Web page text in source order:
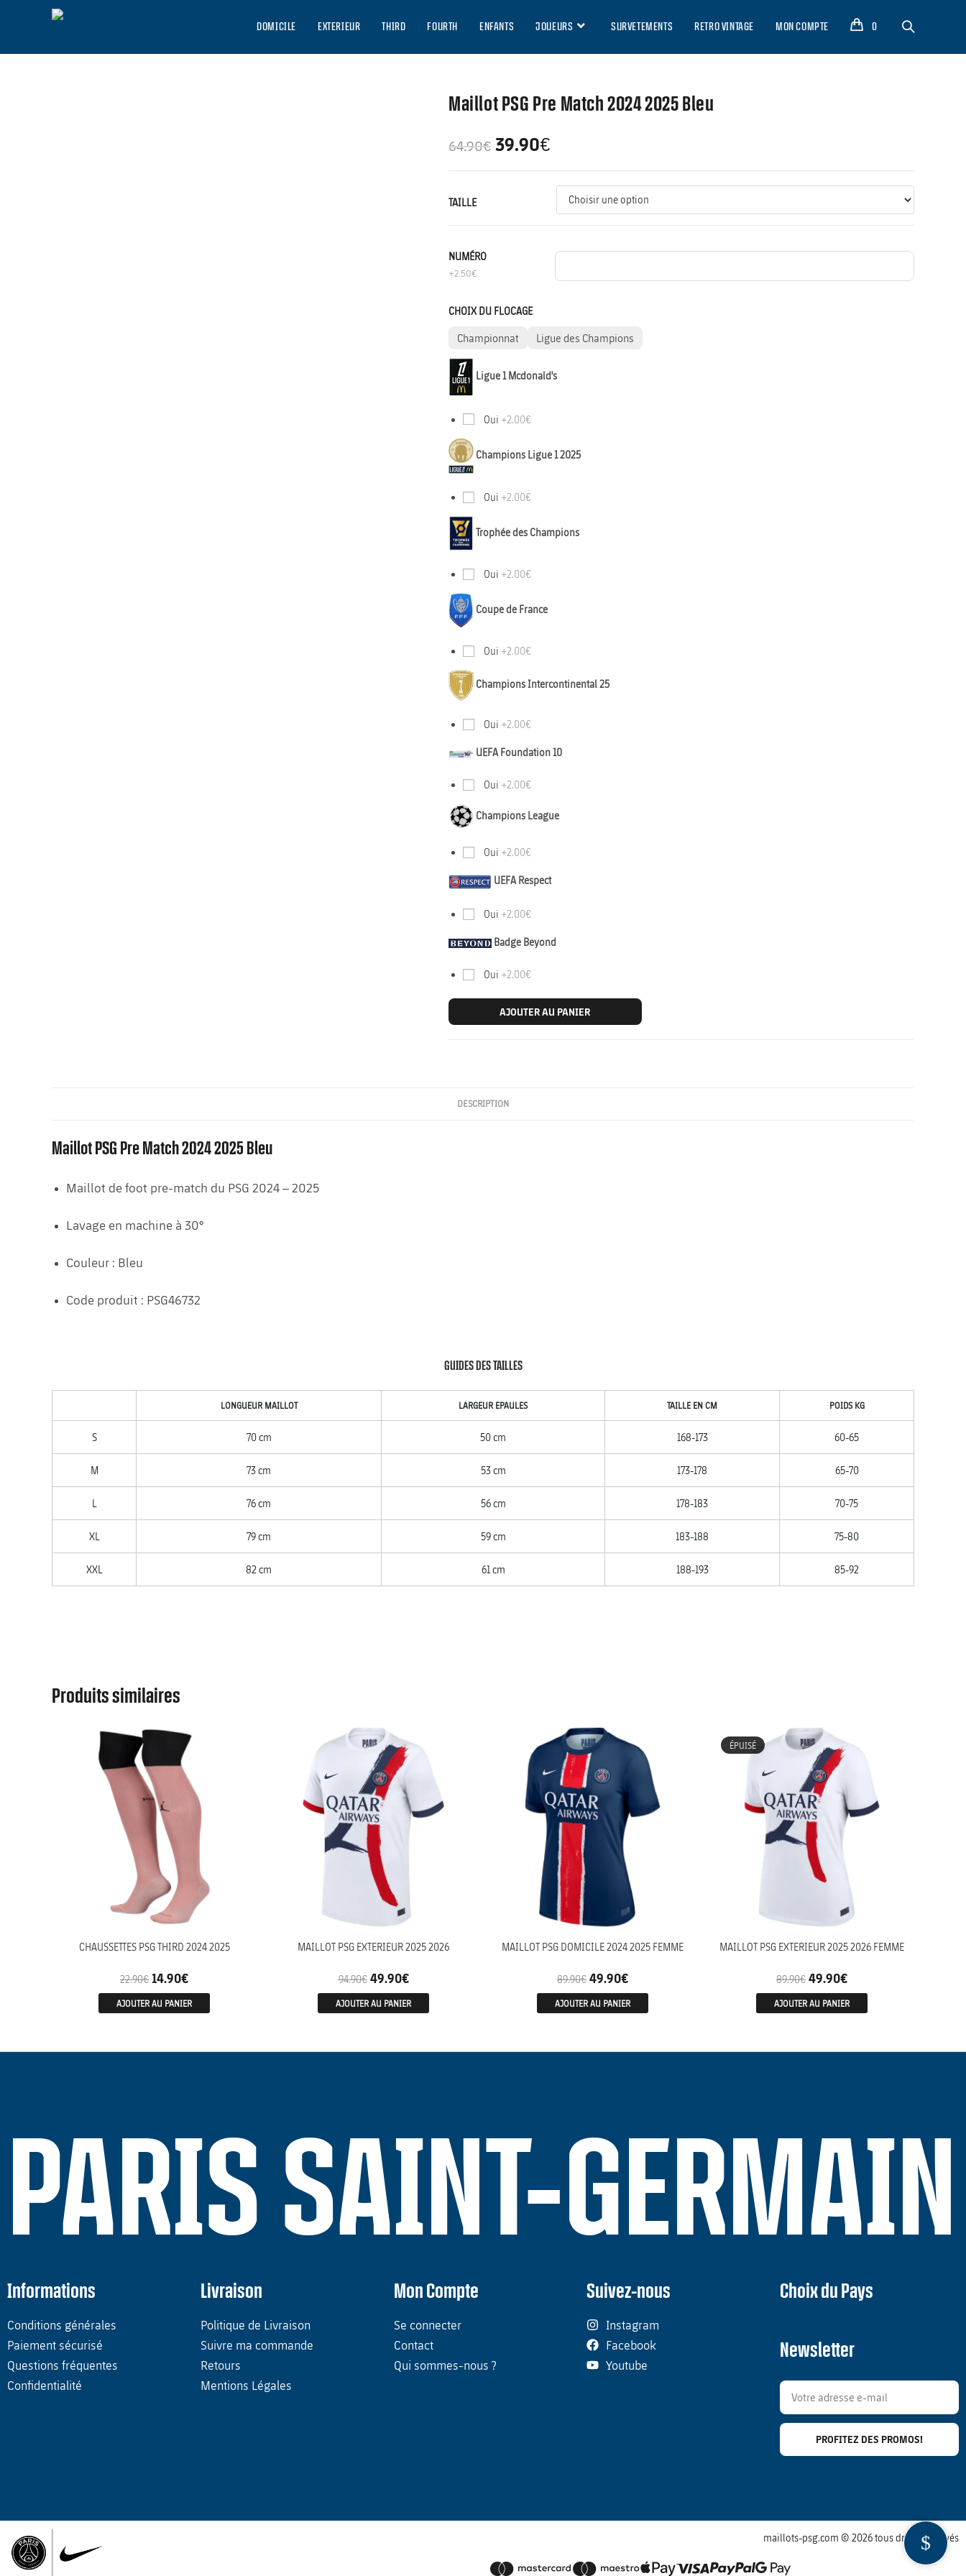
DOMICILE EXTERIEUR THIRD FOURTH ENFANTS JOUEURS SURVETEMENTS RETRO VINTAGE MON COMPTE 0
Maillot PSG Pre Match 2024 2025 Bleu
64.90€ 39.90€
TAILLE
NUMÉRO
+2.50€
CHOIX DU FLOCAGE
Championnat Ligue des Champions
Ligue 1 Mcdonald's
Oui +2.00€
Champions Ligue 1 2025
Oui +2.00€
Trophée des Champions
Oui +2.00€
Coupe de France
Oui +2.00€
Champions Intercontinental 25
Oui +2.00€
UEFA Foundation 10
Oui +2.00€
Champions League
Oui +2.00€
UEFA Respect
Oui +2.00€
Badge Beyond
Oui +2.00€
AJOUTER AU PANIER
DESCRIPTION
Maillot PSG Pre Match 2024 2025 Bleu
Maillot de foot pre-match du PSG 2024 – 2025
Lavage en machine à 30°
Couleur : Bleu
Code produit : PSG46732
GUIDES DES TAILLES
LONGUEUR MAILLOT LARGEUR EPAULES TAILLE EN CM POIDS KG
S 70 cm 50 cm 168-173 60-65
M 73 cm 53 cm 173-178 65-70
L 76 cm 56 cm 178-183 70-75
XL 79 cm 59 cm 183-188 75-80
XXL 82 cm 61 cm 188-193 85-92
Produits similaires
CHAUSSETTES PSG THIRD 2024 2025
22.90€ 14.90€
AJOUTER AU PANIER
MAILLOT PSG EXTERIEUR 2025 2026
94.90€ 49.90€
AJOUTER AU PANIER
MAILLOT PSG DOMICILE 2024 2025 FEMME
89.90€ 49.90€
AJOUTER AU PANIER
ÉPUISÉ
MAILLOT PSG EXTERIEUR 2025 2026 FEMME
89.90€ 49.90€
AJOUTER AU PANIER
PARIS SAINT-GERMAIN
Informations
Conditions générales
Paiement sécurisé
Questions fréquentes
Confidentialité
Livraison
Politique de Livraison
Suivre ma commande
Retours
Mentions Légales
Mon Compte
Se connecter
Contact
Qui sommes-nous ?
Suivez-nous
Instagram
Facebook
Youtube
Choix du Pays
Newsletter
PROFITEZ DES PROMOS!
maillots-psg.com © 2026 tous droits réservés